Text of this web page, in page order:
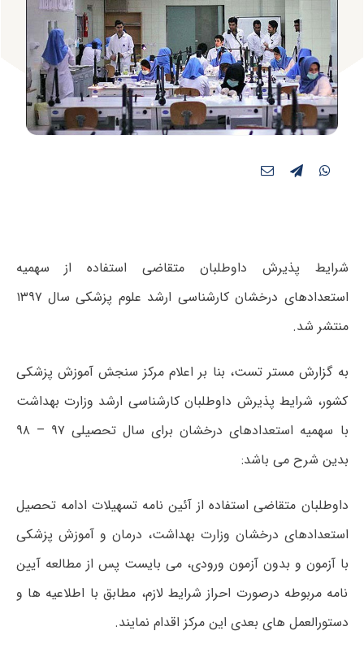
شرایط پذیرش داوطلبان متقاضی استفاده از سهمیه
استعدادهای درخشان کارشناسی ارشد علوم پزشکی سال ۱۳۹۷
منتشر شد.
به گزارش مستر تست، بنا بر اعلام مرکز سنجش آموزش پزشکی
کشور، شرایط پذیرش داوطلبان کارشناسی ارشد وزارت بهداشت
با سهمیه استعدادهای درخشان برای سال تحصیلی ۹۷ – ۹۸
بدین شرح می باشد:
داوطلبان متقاضی استفاده از آئین نامه تسهیلات ادامه تحصیل
استعدادهای درخشان وزارت بهداشت، درمان و آموزش پزشکی
با آزمون و بدون آزمون ورودی، می بایست پس از مطالعه آیین
نامه مربوطه درصورت احراز شرایط لازم، مطابق با اطلاعیه ها و
دستورالعمل های بعدی این مرکز اقدام نمایند.